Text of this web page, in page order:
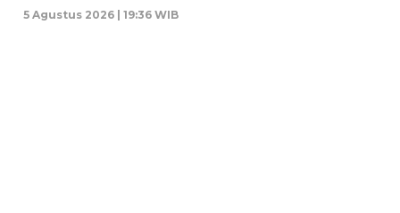
5 Agustus 2026 | 19:36 WIB